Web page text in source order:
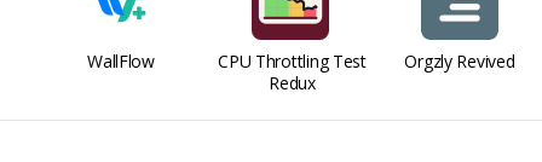
WallFlow
CPU Throttling Test
Redux
Orgzly Revived